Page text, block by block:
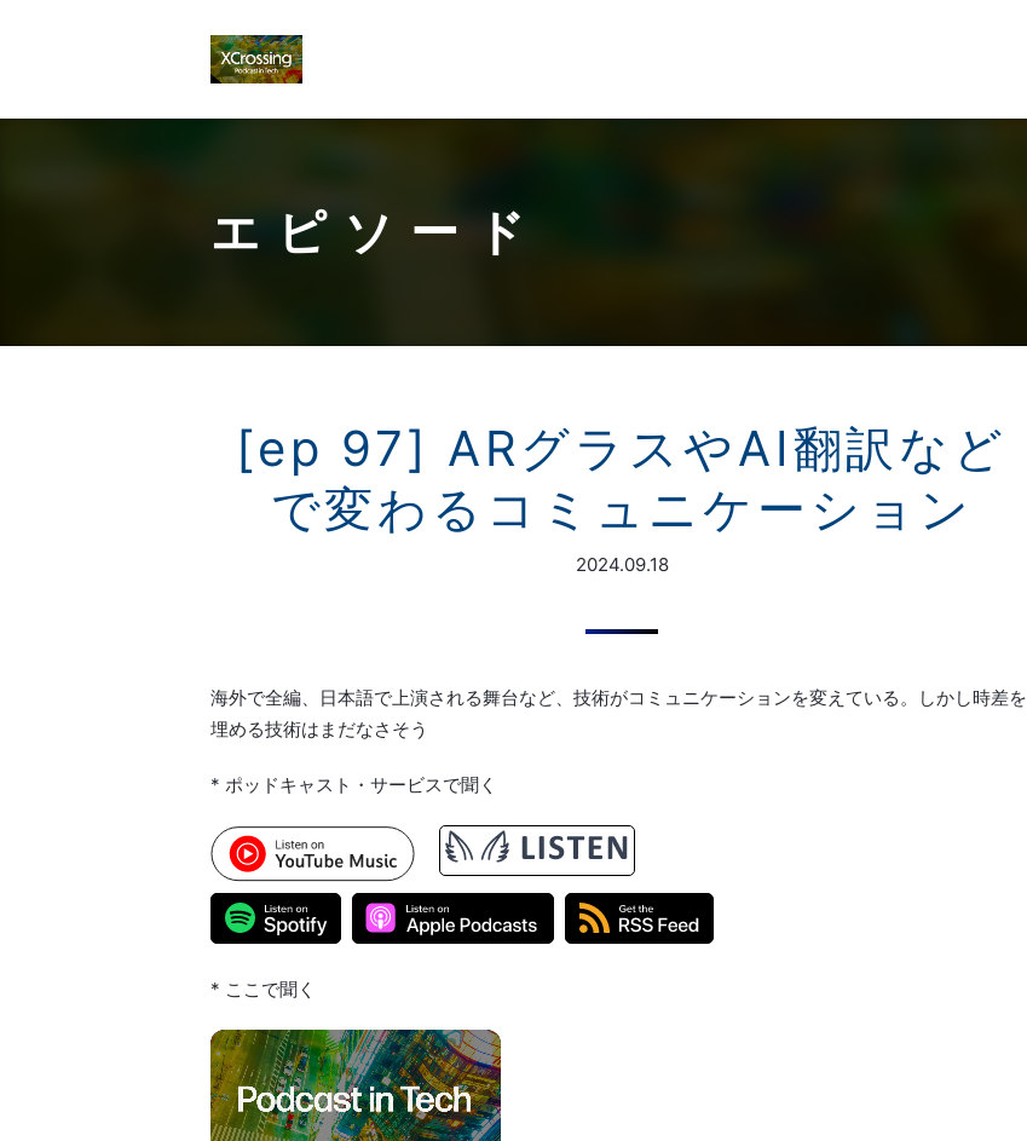
エピソード
[ep 97] ARグラスやAI翻訳など
で変わるコミュニケーション
2024.09.18
海外で全編、日本語で上演される舞台など、技術がコミュニケーションを変えている。しかし時差を
埋める技術はまだなさそう
* ポッドキャスト・サービスで聞く
* ここで聞く